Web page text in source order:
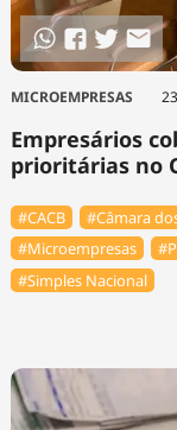
MICROEMPRESAS
Empresários
prioritárias no
#⁠CACB #Câmara
#Microempresas
#Simples Nacional